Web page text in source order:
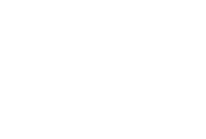
メンテナンスによって入出金を停